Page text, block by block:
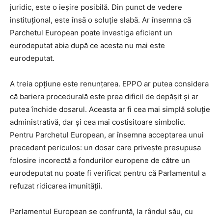
juridic, este o ieșire posibilă. Din punct de vedere
instituțional, este însă o soluție slabă. Ar însemna că
Parchetul European poate investiga eficient un
eurodeputat abia după ce acesta nu mai este
eurodeputat.
A treia opțiune este renunțarea. EPPO ar putea considera
că bariera procedurală este prea dificil de depășit și ar
putea închide dosarul. Aceasta ar fi cea mai simplă soluție
administrativă, dar și cea mai costisitoare simbolic.
Pentru Parchetul European, ar însemna acceptarea unui
precedent periculos: un dosar care privește presupusa
folosire incorectă a fondurilor europene de către un
eurodeputat nu poate fi verificat pentru că Parlamentul a
refuzat ridicarea imunității.
Parlamentul European se confruntă, la rândul său, cu